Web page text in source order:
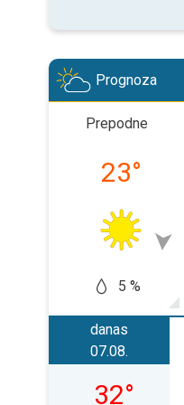
Prognoza
Prepodne
23°
5 %
danas
petak, 07. 08.
07.08.
32°